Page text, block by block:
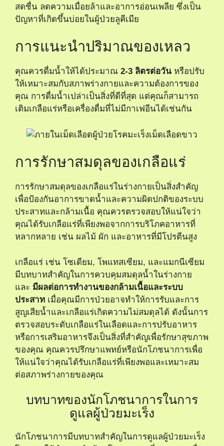
สดชื่น ลดความเมื่อยล้าและอาการอ่อนเพลีย ซึ่งเป็น
ปัญหาที่เกิดขึ้นบ่อยในผู้ป่วยลูคีเมีย
การแนะนำปริมาณของเหลว
คุณควรดื่มน้ำให้ได้ประมาณ 2-3 ลิตรต่อวัน หรือปรับ
ให้เหมาะสมกับสภาพร่างกายและความต้องการของ
คุณ การดื่มน้ำเปล่าเป็นสิ่งที่ดีที่สุด แต่คุณก็สามารถ
เติมเกลือแร่หรือเครื่องดื่มที่ไม่มีกาเฟอีนได้เช่นกัน
การรักษาสมดุลของเกลือแร่
การรักษาสมดุลของเกลือแร่ในร่างกายเป็นสิ่งสำคัญ
เพื่อป้องกันอาการขาดน้ำและความผิดปกติของระบบ
ประสาทและกล้ามเนื้อ คุณควรตรวจสอบให้แน่ใจว่า
คุณได้รับเกลือแร่ที่เพียงพอจากการบริโภคอาหารที่
หลากหลาย เช่น ผลไม้ ผัก และอาหารที่มีโปรตีนสูง
เกลือแร่ เช่น โซเดียม, โพแทสเซียม, และแมกนีเซียม
มีบทบาทสำคัญในการควบคุมสมดุลน้ำในร่างกาย
และ มีผลต่อการทำงานของกล้ามเนื้อและระบบ
ประสาท เมื่อคุณมีการป่วยอาจทำให้การรับและการ
สูญเสียน้ำและเกลือแร่เกิดความไม่สมดุลได้ ดังนั้นการ
ตรวจสอบระดับเกลือแร่ในเลือดและการปรับอาหาร
หรือการเสริมอาหารจึงเป็นสิ่งที่สำคัญเพื่อรักษาสุขภาพ
ของคุณ คุณควรปรึกษาแพทย์หรือนักโภชนาการเพื่อ
ให้แน่ใจว่าคุณได้รับเกลือแร่ที่เพียงพอและเหมาะสม
ต่อสภาพร่างกายของคุณ
บทบาทของนักโภชนาการในการ
ดูแลผู้ป่วยมะเร็ง
นักโภชนาการมีบทบาทสำคัญในการดูแลผู้ป่วยมะเร็ง